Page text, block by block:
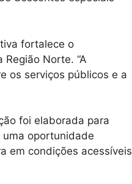
fortalece o
Norte. “A
os serviços públicos e a
foi elaborada para
uma oportunidade
em condições acessíveis